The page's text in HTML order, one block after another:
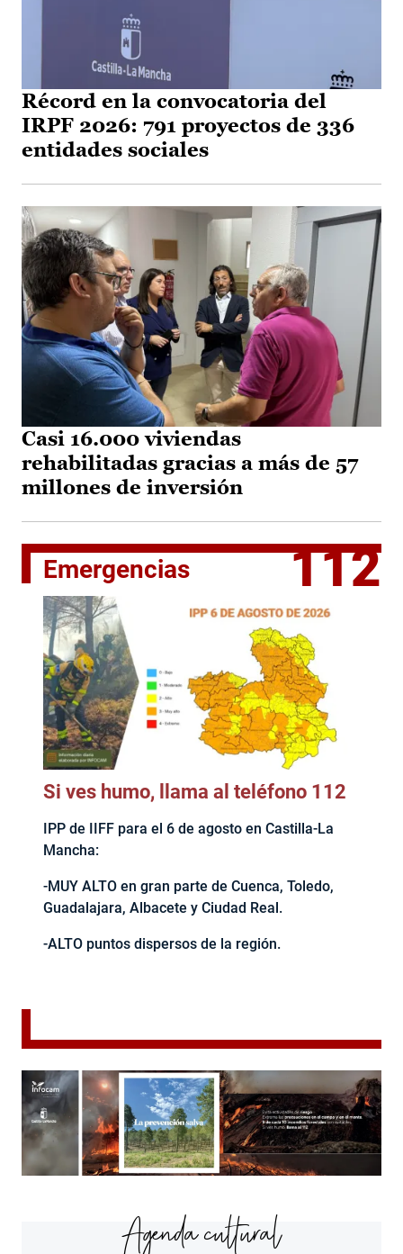
Récord en la convocatoria del
IRPF 2026: 791 proyectos de 336
entidades sociales
Casi 16.000 viviendas
rehabilitadas gracias a más de 57
millones de inversión
Emergencias 112
Si ves humo, llama al teléfono 112
IPP de IIFF para el 6 de agosto en Castilla-La
Mancha:
-MUY ALTO en gran parte de Cuenca, Toledo,
Guadalajara, Albacete y Ciudad Real.
-ALTO puntos dispersos de la región.